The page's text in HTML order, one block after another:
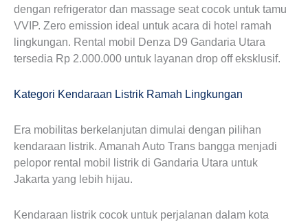
dengan refrigerator dan massage seat cocok untuk tamu
VVIP. Zero emission ideal untuk acara di hotel ramah
lingkungan. Rental mobil Denza D9 Gandaria Utara
tersedia Rp 2.000.000 untuk layanan drop off eksklusif.
Kategori Kendaraan Listrik Ramah Lingkungan
Era mobilitas berkelanjutan dimulai dengan pilihan
kendaraan listrik. Amanah Auto Trans bangga menjadi
pelopor rental mobil listrik di Gandaria Utara untuk
Jakarta yang lebih hijau.
Kendaraan listrik cocok untuk perjalanan dalam kota